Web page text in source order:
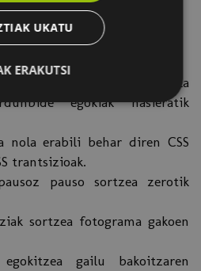
behar bezala
egokiak hasieratik
nola erabili behar diren CSS
trantsizioak.
pauso sortzea zerotik
sortzea fotograma gakoen
gailu bakoitzaren
UKATU
ERAKUTSI